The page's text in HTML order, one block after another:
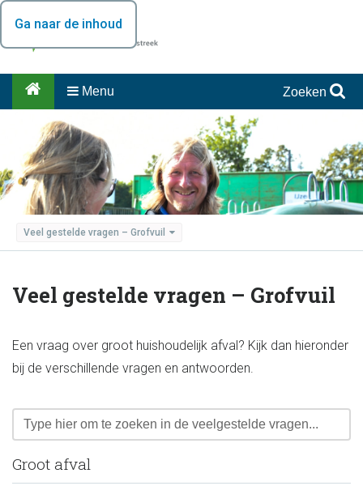
Ga naar de inhoud
Menu Zoeken
Veel gestelde vragen – Grofvuil
Veel gestelde vragen – Grofvuil
Een vraag over groot huishoudelijk afval? Kijk dan hieronder
bij de verschillende vragen en antwoorden.
Groot afval